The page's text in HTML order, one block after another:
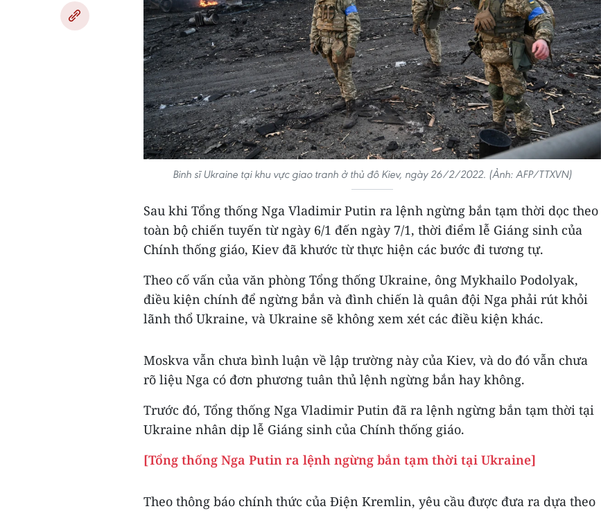
Binh sĩ Ukraine tại khu vực giao tranh ở thủ đô Kiev, ngày 26/2/2022. (Ảnh: AFP/TTXVN)
Sau khi Tổng thống Nga Vladimir Putin ra lệnh ngừng bắn tạm thời dọc theo
toàn bộ chiến tuyến từ ngày 6/1 đến ngày 7/1, thời điểm lễ Giáng sinh của
Chính thống giáo, Kiev đã khước từ thực hiện các bước đi tương tự.
Theo cố vấn của văn phòng Tổng thống Ukraine, ông Mykhailo Podolyak,
điều kiện chính để ngừng bắn và đình chiến là quân đội Nga phải rút khỏi
lãnh thổ Ukraine, và Ukraine sẽ không xem xét các điều kiện khác.
Moskva vẫn chưa bình luận về lập trường này của Kiev, và do đó vẫn chưa
rõ liệu Nga có đơn phương tuân thủ lệnh ngừng bắn hay không.
Trước đó, Tổng thống Nga Vladimir Putin đã ra lệnh ngừng bắn tạm thời tại
Ukraine nhân dịp lễ Giáng sinh của Chính thống giáo.
[Tổng thống Nga Putin ra lệnh ngừng bắn tạm thời tại Ukraine]
Theo thông báo chính thức của Điện Kremlin, yêu cầu được đưa ra dựa theo